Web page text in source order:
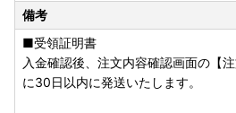
＼マイナンバーカードをお持ちの方
ご寄附をいただいた皆様の負担を
みで申請を完結できるアプリ「IAM(
備考
■受領証明書
入金確認後、注文内容確認画面の【
に30日以内に発送いたします。